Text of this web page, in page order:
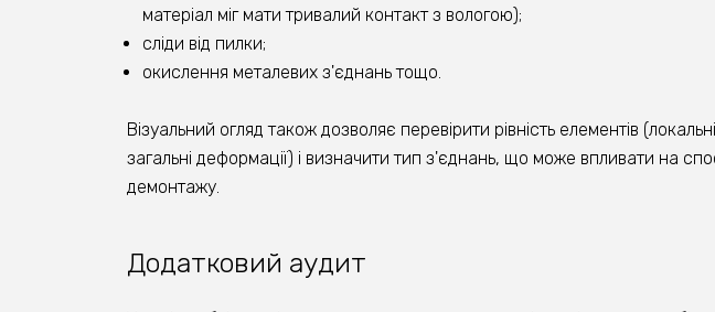
матеріал міг мати тривалий контакт з вологою);
сліди від пилки;
окислення металевих з'єднань тощо.
Візуальний огляд також дозволяє перевірити рівність елементів
загальні деформації) і визначити тип з'єднань, що може впливати на
демонтажу.
Додатковий аудит